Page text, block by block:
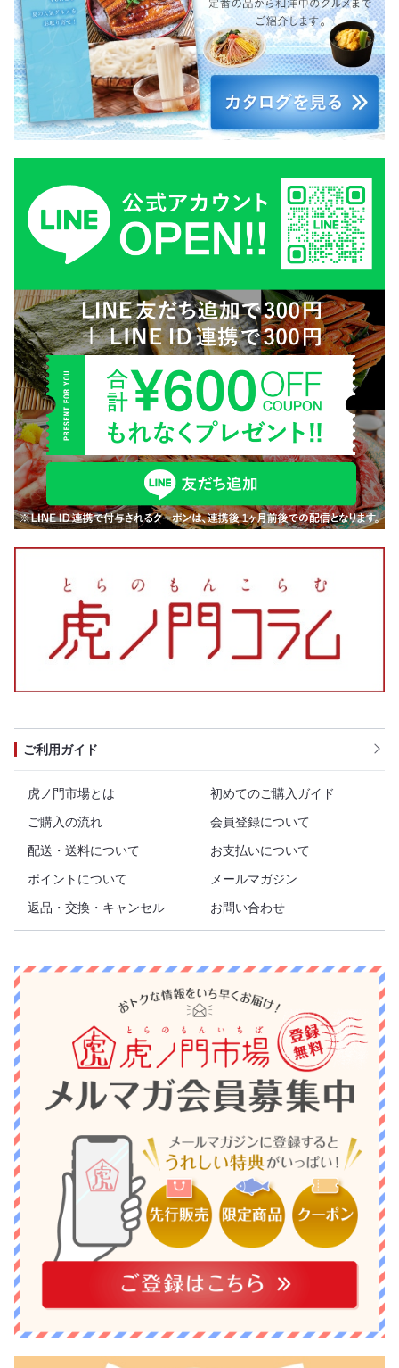
ご利用ガイド
虎ノ門市場とは
初めてのご購入ガイド
ご購入の流れ
会員登録について
配送・送料について
お支払いについて
ポイントについて
メールマガジン
返品・交換・キャンセル
お問い合わせ